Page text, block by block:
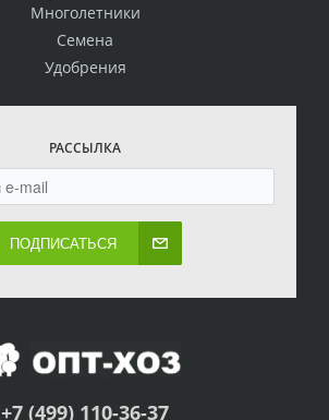
Многолетники
Семена
Удобрения
РАССЫЛКА
ПОДПИСАТЬСЯ
+7 (499) 110-36-37